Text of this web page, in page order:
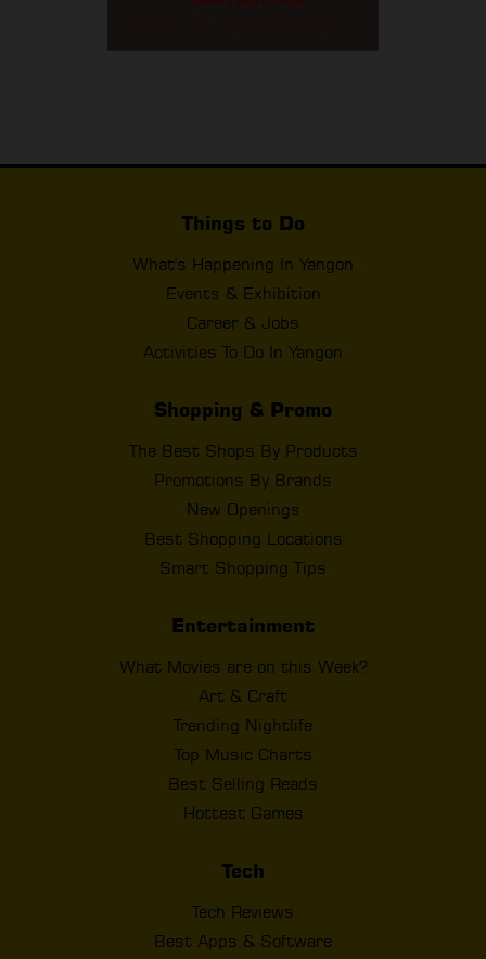
Things to Do
What's Happening In Yangon
Events & Exhibition
Career & Jobs
Activities To Do In Yangon
Shopping & Promo
The Best Shops By Products
Promotions By Brands
New Openings
Best Shopping Locations
Smart Shopping Tips
Entertainment
What Movies are on this Week?
Art & Craft
Trending Nightlife
Top Music Charts
Best Selling Reads
Hottest Games
Tech
Tech Reviews
Best Apps & Software